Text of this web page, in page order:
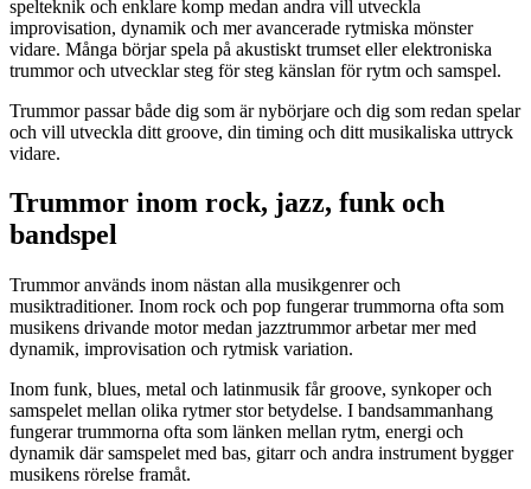
spelteknik och enklare komp medan andra vill utveckla
improvisation, dynamik och mer avancerade rytmiska mönster
vidare. Många börjar spela på akustiskt trumset eller elektroniska
trummor och utvecklar steg för steg känslan för rytm och samspel.
Trummor passar både dig som är nybörjare och dig som redan spelar
och vill utveckla ditt groove, din timing och ditt musikaliska uttryck
vidare.
Trummor inom rock, jazz, funk och
bandspel
Trummor används inom nästan alla musikgenrer och
musiktraditioner. Inom rock och pop fungerar trummorna ofta som
musikens drivande motor medan jazztrummor arbetar mer med
dynamik, improvisation och rytmisk variation.
Inom funk, blues, metal och latinmusik får groove, synkoper och
samspelet mellan olika rytmer stor betydelse. I bandsammanhang
fungerar trummorna ofta som länken mellan rytm, energi och
dynamik där samspelet med bas, gitarr och andra instrument bygger
musikens rörelse framåt.